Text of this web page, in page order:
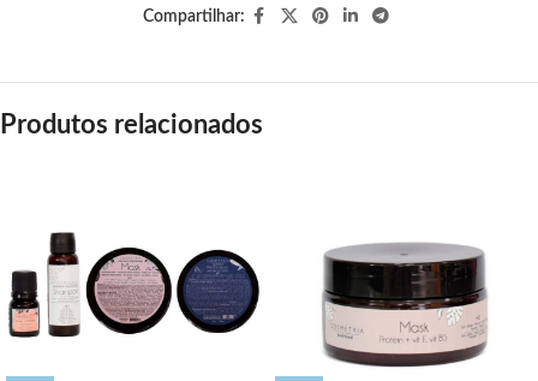
Compartilhar:
Produtos relacionados